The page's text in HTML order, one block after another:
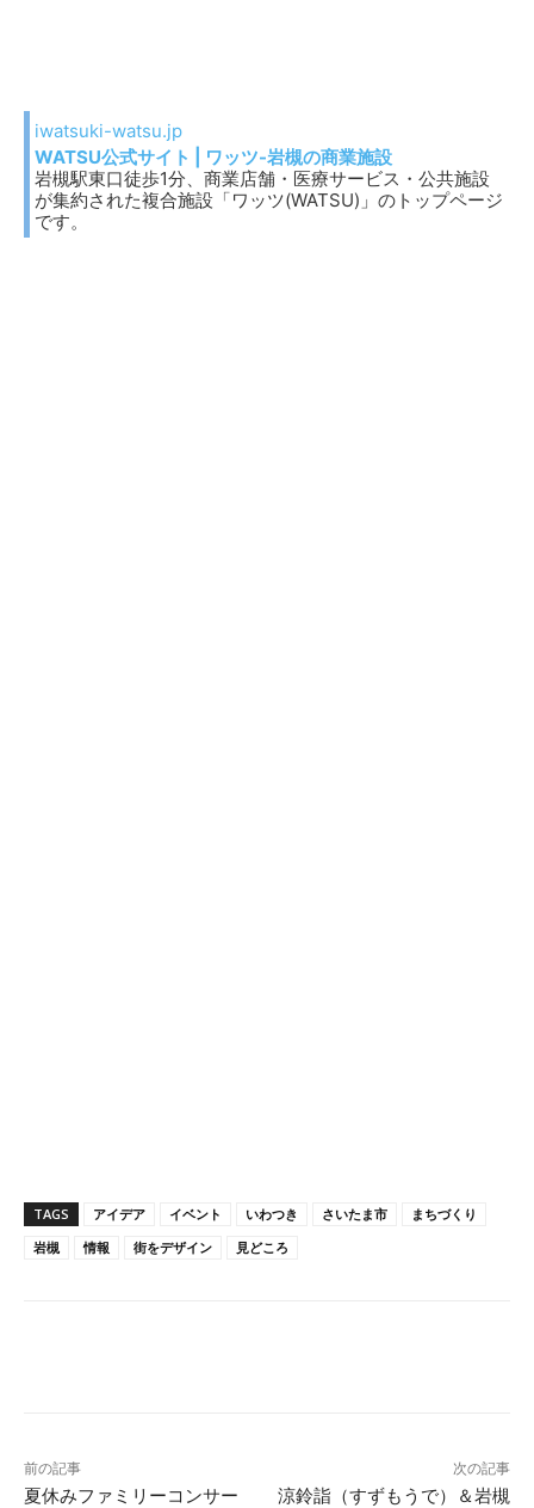
iwatsuki-watsu.jp
WATSU公式サイト | ワッツ-岩槻の商業施設
岩槻駅東口徒歩1分、商業店舗・医療サービス・公共施設
が集約された複合施設「ワッツ(WATSU)」のトップページ
です。
TAGS アイデア イベント いわつき さいたま市
まちづくり
岩槻
情報 街をデザイン 見どころ
前の記事
夏休みファミリーコンサー
次の記事
涼鈴詣（すずもうで）＆岩槻